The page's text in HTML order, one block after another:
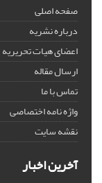
صفحه اصلی
درباره نشریه
اعضای هیات تحریریه
ارسال مقاله
تماس با ما
واژه نامه اختصاصی
نقشه سایت
آخرین اخبار